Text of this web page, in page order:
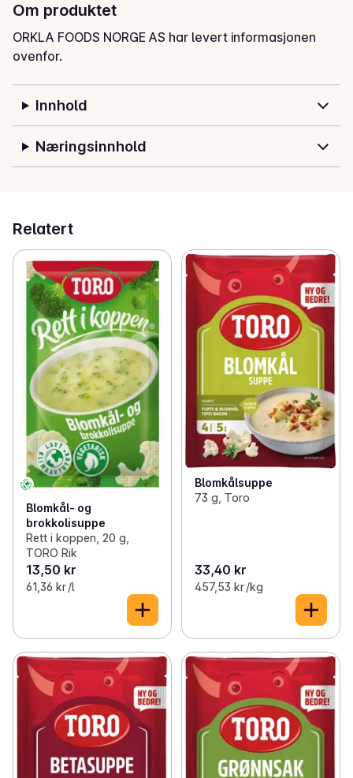
Om produktet
ORKLA FOODS NORGE AS har levert informasjonen
ovenfor.
Innhold
Næringsinnhold
Relatert
Blomkål- og
brokkolisuppe
Rett i koppen, 20 g,
TORO Rik
13,50 kr
61,36 kr /l
Blomkålsuppe
73 g, Toro
33,40 kr
457,53 kr /kg